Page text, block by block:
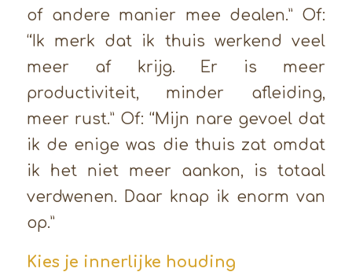
of andere manier mee dealen.” Of:
“Ik merk dat ik thuis werkend veel
meer af krijg. Er is meer
productiviteit, minder afleiding,
meer rust.” Of: “Mijn nare gevoel dat
ik de enige was die thuis zat omdat
ik het niet meer aankon, is totaal
verdwenen. Daar knap ik enorm van
op.”
Kies je innerlijke houding